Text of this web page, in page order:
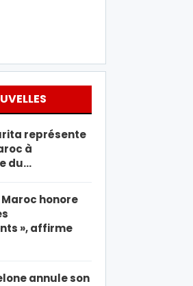
représente
à
du…
Maroc honore
», affirme
annule son